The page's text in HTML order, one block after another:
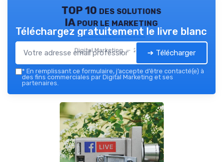
TOP 10 des solutions
IA pour le marketing
Digital Marketing — 2026
Téléchargez gratuitement le livre blanc
➔ Télécharger
* En remplissant ce formulaire, j’accepte d’être contacté(e) à
des fins commerciales par Digital Marketing et ses
partenaires.